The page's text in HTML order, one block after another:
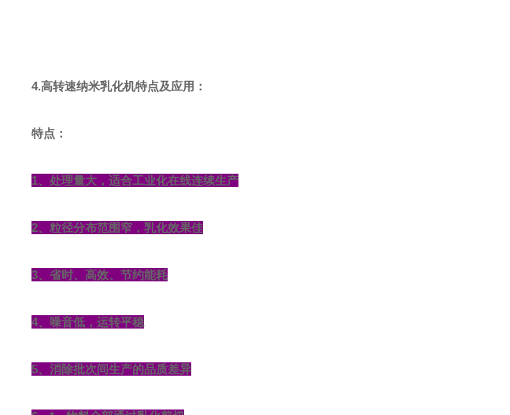
4.高转速纳米乳化机特点及应用 ：
特点：
1、处理量大，适合工业化在线连续生产
2、粒径分布范围窄，乳化效果佳
3、省时、高效、节约能耗
4、噪音低，运转平稳
5、消除批次间生产的品质差异